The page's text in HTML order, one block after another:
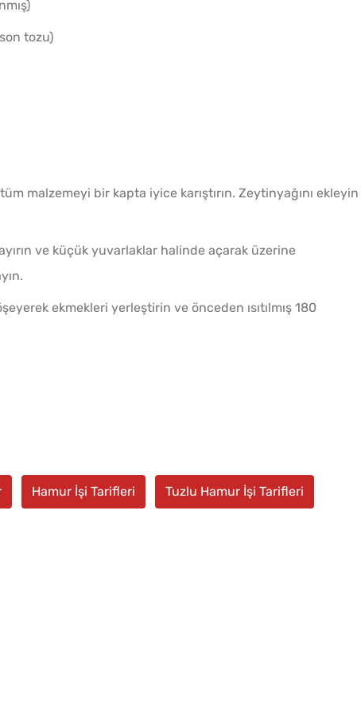
tozu)
malzemeyi bir kapta iyice karıştırın. Zeytinyağını
ve küçük yuvarlaklar halinde açarak üzerine
ekmekleri yerleştirin ve önceden ısıtılmış 180
Hamur İşi Tarifleri Tuzlu Hamur İşi Tarifleri